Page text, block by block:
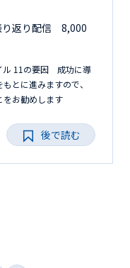
り返り配信 8,000
ル 11の要因 成功に導
とに進みますので、
をお勧めします
後で読む